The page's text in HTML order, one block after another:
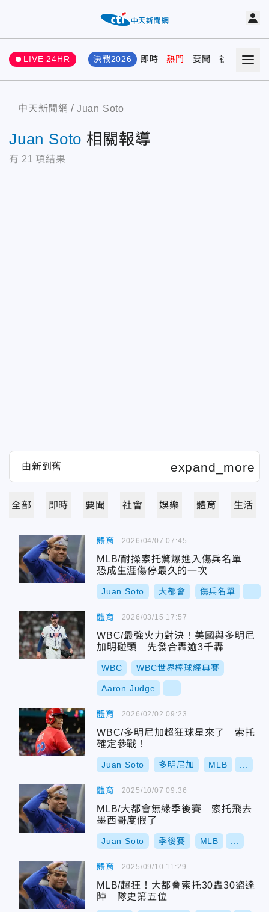
LIVE 24HR 決戰2026 即時 熱門 要聞 社會 娛樂
中天新聞網 Juan Soto
Juan Soto 相關報導
有 21 項結果
全部 即時 要聞 社會 娛樂 體育 生活
體育
MLB/耐操索托驚爆進入傷兵名單
恐成生涯傷停最久的一次
Juan Soto 大都會 傷兵名單
2026/04/07 07:45
體育
WBC/最強火力對決！美國與多明尼
加明碰頭 先發合轟逾3千轟
WBC WBC世界棒球經典賽
Aaron Judge
2026/03/15 17:57
體育
WBC/多明尼加超狂球星來了 索托
確定參戰！
Juan Soto 多明尼加 MLB
2026/02/02 09:23
體育
MLB/大都會無緣季後賽 索托飛去
墨西哥度假了
Juan Soto 季後賽 MLB
2025/10/07 09:36
體育
MLB/超狂！大都會索托30轟30盜達
陣 隊史第五位
2025/09/10 11:29